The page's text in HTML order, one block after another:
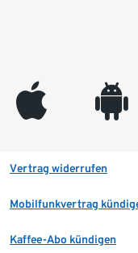
appleinc android
Vertrag widerrufen
Mobilfunkvertrag
Kaffee-Abo kündigen